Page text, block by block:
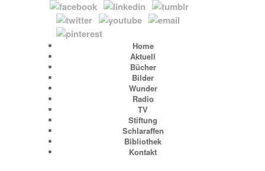
Home
Aktuell
Bücher
Bilder
Wunder
Radio
TV
Stiftung
Schlaraffen
Bibliothek
Kontakt